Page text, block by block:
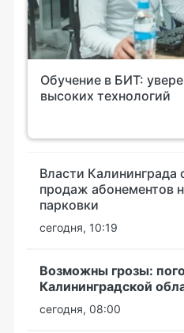
Обучение в БИТ:
высоких технологий
Власти
продаж абонементов
парковки
сегодня, 10:19
Возможны грозы:
Калининградской
сегодня, 08:00